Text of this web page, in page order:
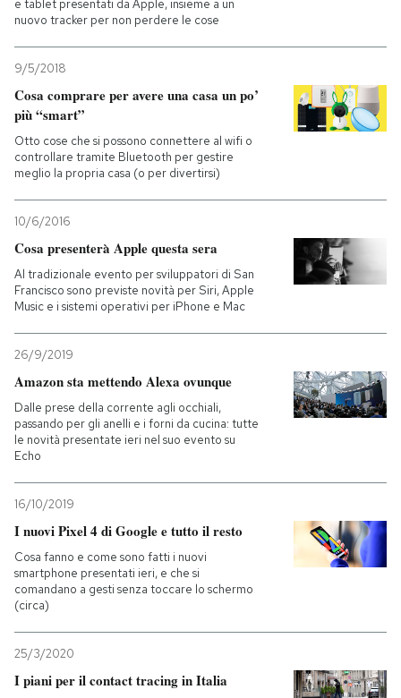
e tablet presentati da Apple, insieme a un
nuovo tracker per non perdere le cose
9/5/2018
Cosa comprare per avere una casa un po’
più “smart”
Otto cose che si possono connettere al wifi o
controllare tramite Bluetooth per gestire
meglio la propria casa (o per divertirsi)
10/6/2016
Cosa presenterà Apple questa sera
Al tradizionale evento per sviluppatori di San
Francisco sono previste novità per Siri, Apple
Music e i sistemi operativi per iPhone e Mac
26/9/2019
Amazon sta mettendo Alexa ovunque
Dalle prese della corrente agli occhiali,
passando per gli anelli e i forni da cucina: tutte
le novità presentate ieri nel suo evento su
Echo
16/10/2019
I nuovi Pixel 4 di Google e tutto il resto
Cosa fanno e come sono fatti i nuovi
smartphone presentati ieri, e che si
comandano a gesti senza toccare lo schermo
(circa)
25/3/2020
I piani per il contact tracing in Italia